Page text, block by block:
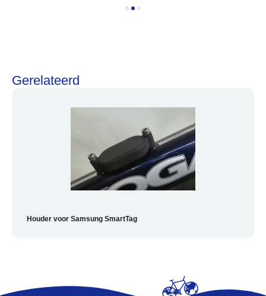
Onderhoud en Reparatie
Blog
Gerelateerd
Houder voor Samsung SmartTag